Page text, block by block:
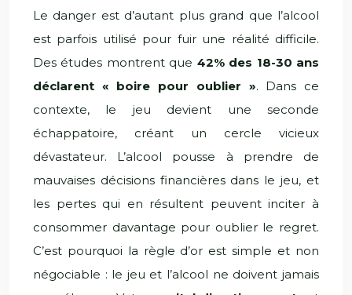
Le danger est d’autant plus grand que l’alcool
est parfois utilisé pour fuir une réalité difficile.
Des études montrent que 42% des 18-30 ans
déclarent « boire pour oublier ». Dans ce
contexte, le jeu devient une seconde
échappatoire, créant un cercle vicieux
dévastateur. L’alcool pousse à prendre de
mauvaises décisions financières dans le jeu, et
les pertes qui en résultent peuvent inciter à
consommer davantage pour oublier le regret.
C’est pourquoi la règle d’or est simple et non
négociable : le jeu et l’alcool ne doivent jamais